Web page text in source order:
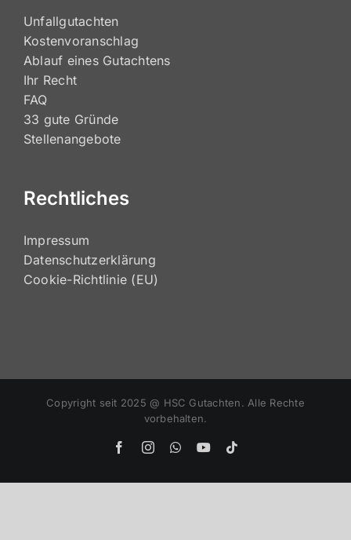
Unfallgutachten
Kostenvoranschlag
Ablauf eines Gutachtens
Ihr Recht
FAQ
33 gute Gründe
Stellenangebote
Rechtliches
Impressum
Datenschutzerklärung
Cookie-Richtlinie (EU)
Copyright seit 2025 @ HSC Gutachten. Alle Rechte
vorbehalten.
FacebookInstagramWhatsApp
YouTubeTiktok